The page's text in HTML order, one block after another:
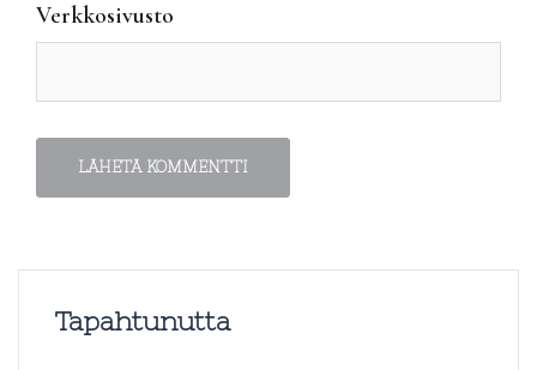
Verkkosivusto
Tapahtunutta